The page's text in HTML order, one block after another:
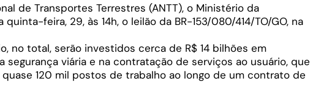
de Transportes Terrestres (ANTT), o Ministério da
feira, 29, às 14h, o leilão da BR-153/080/414/TO/GO, na
no total, serão investidos cerca de R$ 14 bilhões em
segurança viária e na contratação de serviços ao usuário, que
120 mil postos de trabalho ao longo de um contrato de